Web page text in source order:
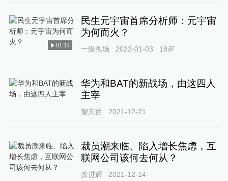
01:14
民生元宇宙首席分析师：元宇宙
为何而火？
一级视场 2022-01-03 18评
华为和BAT的新战场，由这四人
主宰
智东西 2021-12-21
裁员潮来临、陷入增长焦虑，互
联网公司该何去何从？
龚进辉 2021-12-14